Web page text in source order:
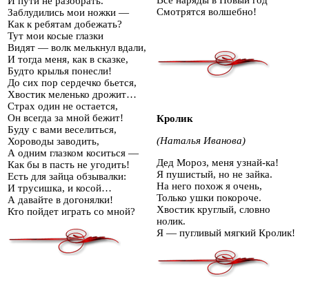
Заблудились мои ножки —
Как к ребятам добежать?
Тут мои косые глазки
Видят — волк мелькнул вдали,
И тогда меня, как в сказке,
Будто крылья понесли!
До сих пор сердечко бьется,
Хвостик меленько дрожит…
Страх один не остается,
Он всегда за мной бежит!
Буду с вами веселиться,
Хороводы заводить,
А одним глазком коситься —
Как бы в пасть не угодить!
Есть для зайца обзывалки:
И трусишка, и косой…
А давайте в догонялки!
Кто пойдет играть со мной?
Смотрятся волшебно!
Кролик
(Наталья Иванова)
Дед Мороз, меня узнай-ка!
Я пушистый, но не зайка.
На него похож я очень,
Только ушки покороче.
Хвостик круглый, словно
нолик.
Я — пугливый мягкий Кролик!